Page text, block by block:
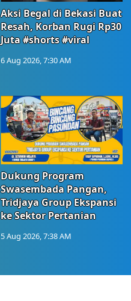
Aksi Begal di Bekasi Buat
Resah, Korban Rugi Rp30
Juta #shorts #viral
6 Aug 2026, 7:30 AM
Dukung Program
Swasembada Pangan,
Tridjaya Group Ekspansi
ke Sektor Pertanian
5 Aug 2026, 7:38 AM